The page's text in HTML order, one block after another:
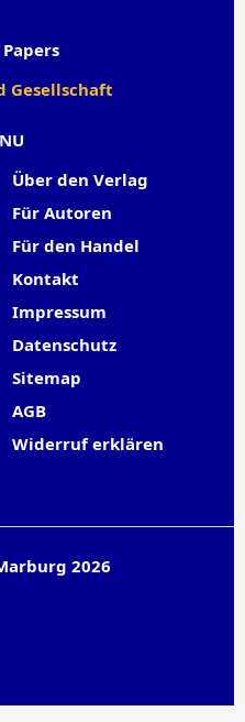
Über den Verlag
Für Autoren
Für den Handel
Kontakt
Impressum
Datenschutz
Sitemap
AGB
Widerruf erklären
Gesellschaft
2026